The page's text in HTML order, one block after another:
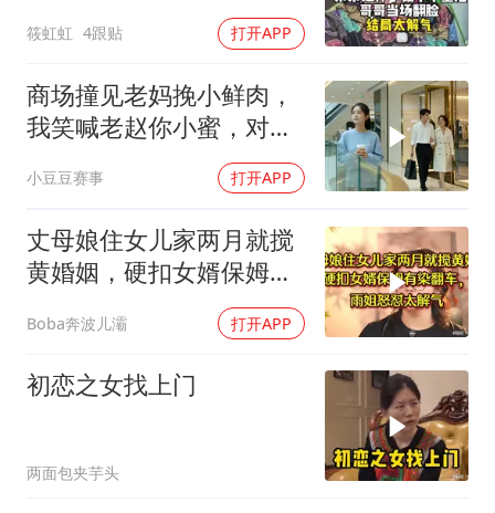
筱虹虹 4跟贴 打开APP
商场撞见老妈挽小鲜肉，
我笑喊老赵你小蜜，对方
小豆豆赛事 打开APP
丈母娘住女儿家两月就搅
黄婚姻，硬扣女婿保姆有
Boba奔波儿灞 打开APP
初恋之女找上门
两面包夹芋头